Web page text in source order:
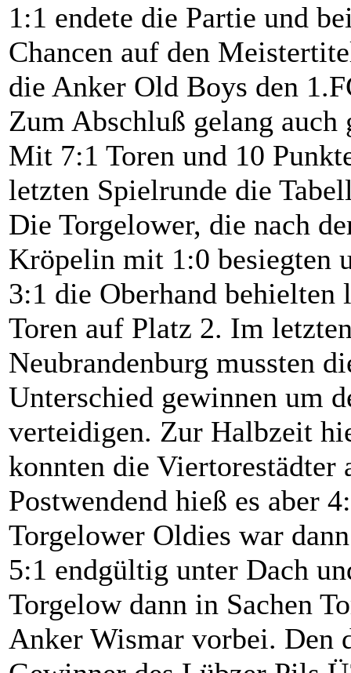
1:1 endete die Partie und
Chancen auf den
die Anker Old Boys den
Zum Abschluß gelang
Mit 7:1 Toren und 10
letzten Spielrunde die
Die Torgelower, die nach
Kröpelin mit 1:0 besiegten
3:1 die Oberhand
Toren auf Platz 2. Im
Neubrandenburg mussten
Unterschied gewinnen um
verteidigen. Zur Halbzeit
konnten die Viertorestädter
Postwendend hieß es aber
Torgelower Oldies war
5:1 endgültig unter Dach
Torgelow dann in Sachen
Anker Wismar vorbei. Den